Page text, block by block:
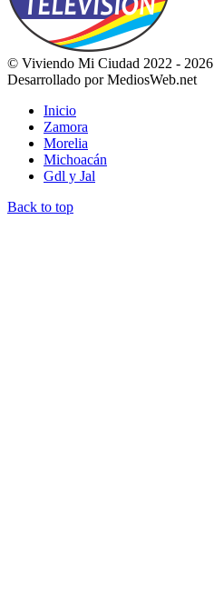
© Viviendo Mi Ciudad 2022 - 2026
Desarrollado por MediosWeb.net
Inicio
Zamora
Morelia
Michoacán
Gdl y Jal
Back to top